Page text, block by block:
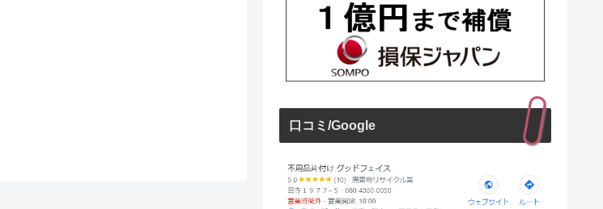
口コミ/Google